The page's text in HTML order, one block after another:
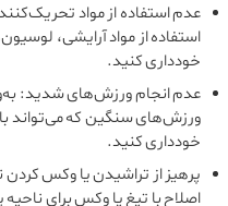
عدم استفاده از مواد
استفاده از مواد آرایشی،
خودداری کنید.
عدم انجام ورزش‌های شدید:
ورزش‌های سنگین که می‌تواند
خودداری کنید.
پرهیز از تراشیدن یا وکس کردن
اصلاح با تیغ یا وکس برای